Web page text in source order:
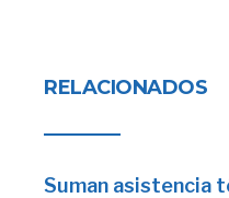
RELACIONADOS
Suman asistencia